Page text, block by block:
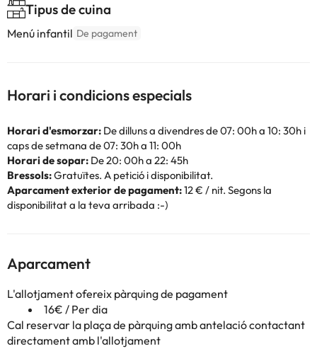
Tipus de cuina
Menú infantil De pagament
Horari i condicions especials
Horari d'esmorzar: De dilluns a divendres de 07: 00h a 10: 30h i
caps de setmana de 07: 30h a 11: 00h
Horari de sopar: De 20: 00h a 22: 45h
Bressols:Gratuïtes. A petició i disponibilitat.
Aparcament exterior de pagament:12 € / nit. Segons la
disponibilitat a la teva arribada :-)
Aparcament
L'allotjament ofereix pàrquing de pagament
16€ / Per dia
Cal reservar la plaça de pàrquing amb antelació contactant
directament amb l'allotjament